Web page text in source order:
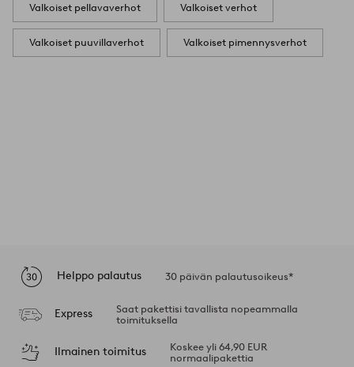
Valkoiset pellavaverhot Valkoiset verhot
Valkoiset puuvillaverhot Valkoiset pimennysverhot
Helppo palautus 30 päivän palautusoikeus*
Express
Saat pakettisi tavallista nopeammalla
toimituksella
Ilmainen toimitus
Koskee yli 64,90 EUR
normaalipakettia